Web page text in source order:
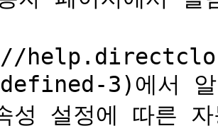
3)에서 알
성 설정에 따른